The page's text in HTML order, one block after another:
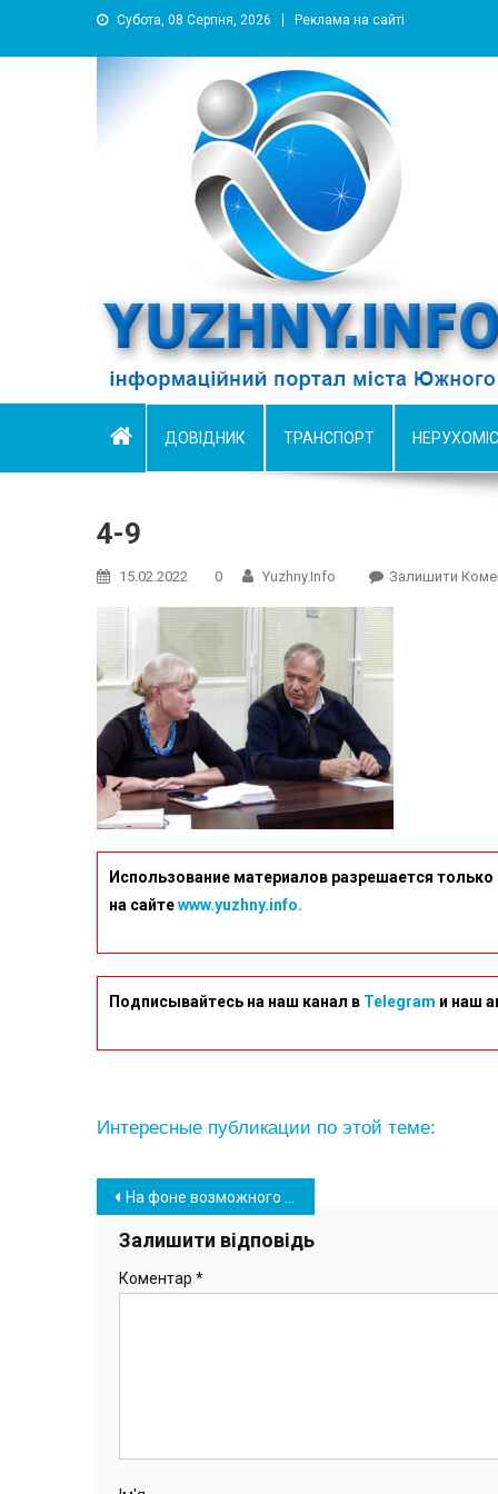
Субота, 08 Серпня, 2026 Реклама на сайті
YUZHNY.INFO
информационный портал города Южный
ДОВІДНИК ТРАНСПОРТ
4-9
15.02.2022 0 Yuzhny.info Залишити
Использование материалов разрешается
на сайтеwww.yuzhny.info.
Подписывайтесь на наш канал в Telegram и наш
Интересные публикации по этой теме:
Навігація
записів
На фоне возможного вторжения в Украину в мэрии Южного обсудили план действий
Залишити відповідь
Коментар *